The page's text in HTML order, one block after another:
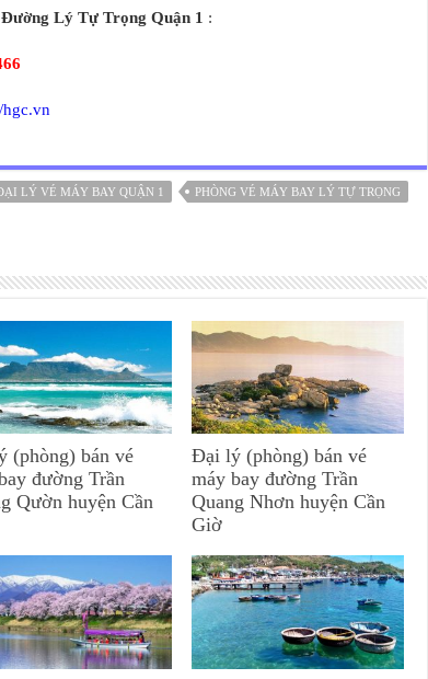
Đường Lý Tự Trọng Quận 1 :
hgc.vn
LÝ VÉ MÁY BAY QUẬN 1
PHÒNG VÉ MÁY BAY LÝ TỰ TRỌNG
(phòng) bán vé
đường Trần
Qườn huyện Cần
Đại lý (phòng) bán vé
máy bay đường Trần
Quang Nhơn huyện Cần
Giờ